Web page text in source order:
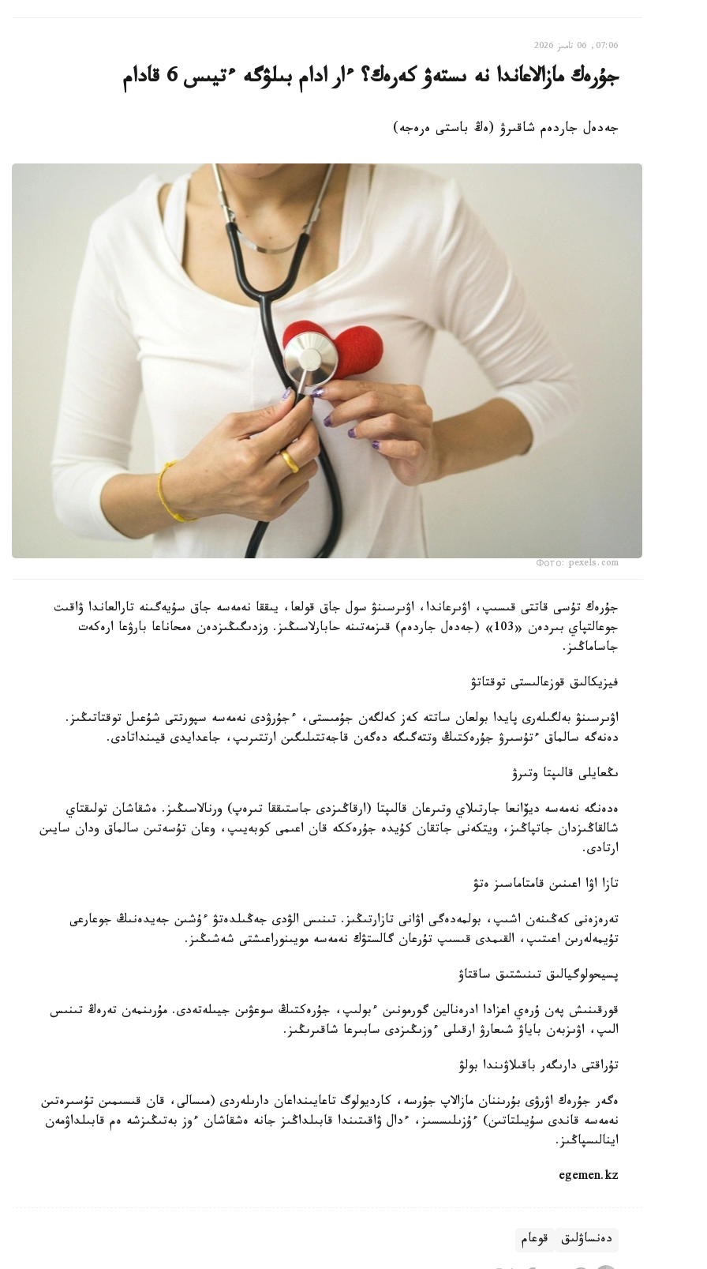
07:06, 06 تامىز 2026
جۇرەك مازالاعاندا نە ىستەۋ كەرەك؟ ءار ادام بىلۋگە ءتيىس 6 قادام
جەدەل جاردەم شاقىرۋ (ەڭ باستى ەرەجە)
Фото: pexels.com
جۇرەك تۇسى قاتتى قىسىپ، اۋىرعاندا، اۋىرسىنۋ سول جاق قولعا، يىققا نەمەسە جاق سۇيەگىنە تارالعاندا ۋاقىت
جوعالتپاي بىردەن «103» (جەدەل جاردەم) قىزمەتىنە حابارلاسىڭىز. وزدىگىڭىزدەن ەمحاناعا بارۋعا ارەكەت
جاساماڭىز.
فيزيكالىق قوزعالىستى توقتاتۋ
اۋىرسىنۋ بەلگىلەرى پايدا بولعان ساتتە كەز كەلگەن جۇمىستى، ءجۇرۋدى نەمەسە سپورتتى شۇعىل توقتاتىڭىز.
دەنەگە سالماق ءتۇسىرۋ جۇرەكتىڭ وتتەگىگە دەگەن قاجەتتىلىگىن ارتتىرىپ، جاعدايدى قيىنداتادى.
ىڭعايلى قالىپتا وتىرۋ
ەدەنگە نەمەسە ديۆانعا جارتىلاي وتىرعان قالىپتا (ارقاڭىزدى جاستىققا تىرەپ) ورنالاسىڭىز. ەشقاشان تولىقتاي
شالقاڭىزدان جاتپاڭىز، ويتكەنى جاتقان كۇيدە جۇرەككە قان اعىمى كوبەيىپ، وعان تۇسەتىن سالماق ودان سايىن
ارتادى.
تازا اۋا اعىنىن قامتاماسىز ەتۋ
تەرەزەنى كەڭىنەن اشىپ، بولمەدەگى اۋانى تازارتىڭىز. تىنىس الۋدى جەڭىلدەتۋ ءۇشىن جەيدەنىڭ جوعارعى
تۇيمەلەرىن اعىتىپ، القىمدى قىسىپ تۇرعان گالستۋك نەمەسە مويىنوراعىشتى شەشىڭىز.
پسيحولوگيالىق تىنىشتىق ساقتاۋ
قورقىنىش پەن ۇرەي اعزادا ادرەنالين گورمونىن ءبولىپ، جۇرەكتىڭ سوعۋىن جيىلەتەدى. مۇرىنمەن تەرەڭ تىنىس
الىپ، اۋىزبەن باياۋ شىعارۋ ارقىلى ءوزىڭىزدى سابىرعا شاقىرىڭىز.
تۇراقتى دارىگەر باقىلاۋىندا بولۋ
ەگەر جۇرەك اۋرۋى بۇرىننان مازالاپ جۇرسە، كارديولوگ تاعايىنداعان دارىلەردى (مىسالى، قان قىسىمىن تۇسىرەتىن
نەمەسە قاندى سۇيىلتاتىن) ءۇزىلىسسىز، ءدال ۋاقىتىندا قابىلداڭىز جانە ەشقاشان ءوز بەتىڭىزشە ەم قابىلداۋمەن
اينالىسپاڭىز.
egemen.kz
دەنساۋلىق قوعام